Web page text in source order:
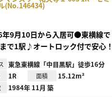
(No.146434) に入
9月10日から入居可●東横線で
で1駅♪オートロック付で安心！
東急東横線「中目黒駅」徒歩16分
1R 面積 15.12m²
1984年 11月 築